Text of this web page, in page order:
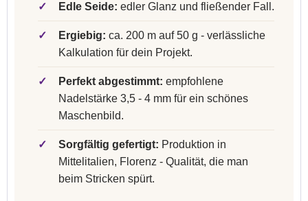
✓ Edle Seide: edler Glanz und fließender Fall.
✓ Ergiebig: ca. 200 m auf 50 g - verlässliche
Kalkulation für dein Projekt.
✓ Perfekt abgestimmt: empfohlene
Nadelstärke 3,5 - 4 mm für ein schönes
Maschenbild.
✓ Sorgfältig gefertigt: Produktion in
Mittelitalien, Florenz - Qualität, die man
beim Stricken spürt.